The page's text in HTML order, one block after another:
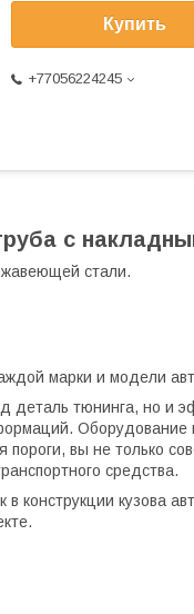
Купить
+77056224245
с
стали.
марки и модели
деталь тюнинга, но и
Оборудование
вы не только
средства.
конструкции кузова